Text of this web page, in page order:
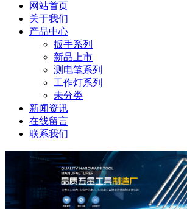
网站首页
关于我们
产品中心
扳手系列
新品上市
测电笔系列
工作灯系列
未分类
新闻资讯
在线留言
联系我们